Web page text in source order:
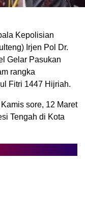
Kepolisian
Irjen Pol Dr.
Gelar Pasukan
rangka
Fitri 1447 Hijriah.
sore, 12 Maret
Tengah di Kota